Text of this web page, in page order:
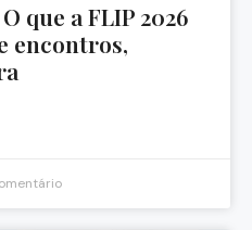
que a FLIP 2026
encontros,